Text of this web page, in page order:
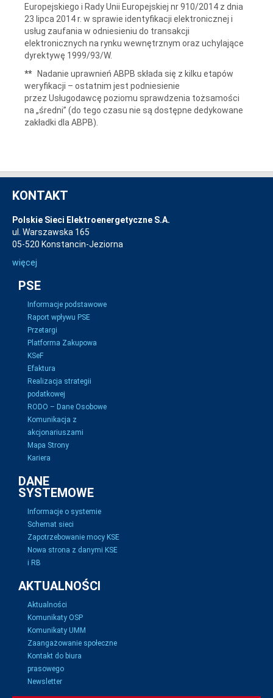
Europejskiego i Rady Unii Europejskiej nr 910/2014 z dnia
23 lipca 2014 r. w sprawie identyfikacji elektronicznej i
usług zaufania w odniesieniu do transakcji
elektronicznych na rynku wewnętrznym oraz uchylające
dyrektywę 1999/93/W.
**Nadanie uprawnień ABPB składa się z kilku etapów
weryfikacji – ostatnim jest podniesienie
przez Usługodawcę poziomu sprawdzenia tożsamości
na „średni” (do tego czasu nie są dostępne dedykowane
zakładki dla ABPB).
KONTAKT
Polskie Sieci Elektroenergetyczne S.A.
ul. Warszawska 165
05-520 Konstancin-Jeziorna
więcej
PSE
Informacje podstawowe
Raport wpływu PSE
Przetargi
Platforma Zakupowa
KSeF
Efaktura
Realizacja strategii
podatkowej
RODO – Dane Osobowe
Komunikacja z
akcjonariuszami
Mapa Strony
Kariera
DANE
SYSTEMOWE
Informacje o systemie
Schemat sieci
Zapotrzebowanie mocy KSE
Nowa strona z danymi KSE
i RB
AKTUALNOŚCI
Aktualności
Komunikaty OSP
Komunikaty UMM
Zaangażowanie społeczne
Kontakt do biura
prasowego
Newsletter